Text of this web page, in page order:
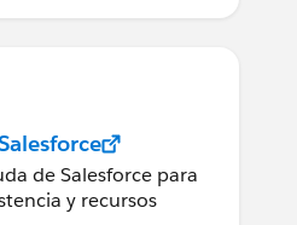
de Salesforce para
y recursos